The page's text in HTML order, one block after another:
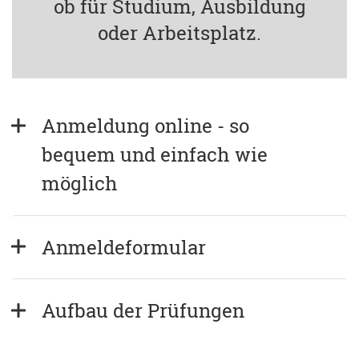
ob für Studium, Ausbildung
oder Arbeitsplatz.
Anmeldung online - so
bequem und einfach wie
möglich
Anmeldeformular
Aufbau der Prüfungen